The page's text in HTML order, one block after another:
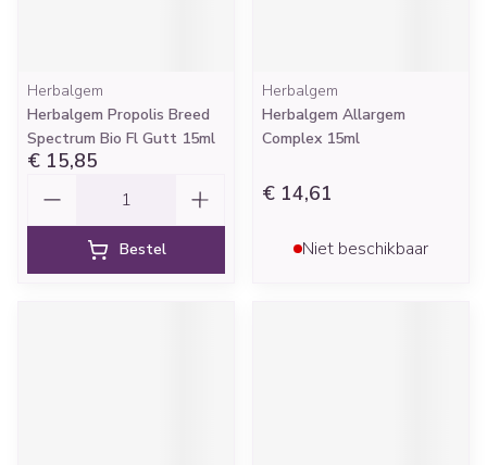
Herbalgem
Herbalgem Propolis Breed
Spectrum Bio Fl Gutt 15ml
€ 15,85
Bestel
Herbalgem
Herbalgem Allargem
Complex 15ml
€ 14,61
Niet beschikbaar